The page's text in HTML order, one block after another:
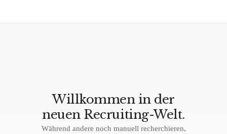
Willkommen in der
neuen Recruiting-Welt.
Während andere noch manuell recherchieren,